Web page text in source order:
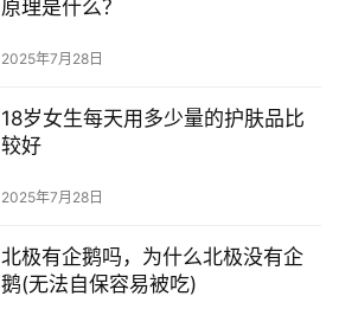
原理是什么？
2025年7月28日
18岁女生每天用多少量的护肤品比
较好
2025年7月28日
北极有企鹅吗，为什么北极没有企
鹅(无法自保容易被吃)